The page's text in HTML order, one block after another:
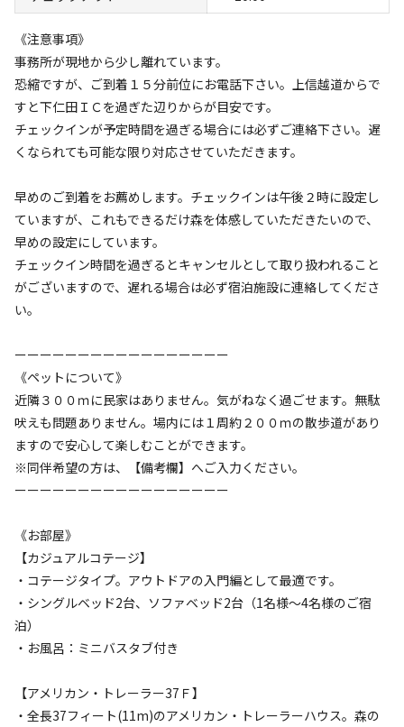
《注意事項》
事務所が現地から少し離れています。
恐縮ですが、ご到着１５分前位にお電話下さい。上信越道からで
すと下仁田ＩＣを過ぎた辺りからが目安です。
チェックインが予定時間を過ぎる場合には必ずご連絡下さい。遅
くなられても可能な限り対応させていただきます。
早めのご到着をお薦めします。チェックインは午後２時に設定し
ていますが、これもできるだけ森を体感していただきたいので、
早めの設定にしています。
チェックイン時間を過ぎるとキャンセルとして取り扱われること
がございますので、遅れる場合は必ず宿泊施設に連絡してくださ
い。
ーーーーーーーーーーーーーーーーー
《ペットについて》
近隣３００ｍに民家はありません。気がねなく過ごせます。無駄
吠えも問題ありません。場内には１周約２００ｍの散歩道があり
ますので安心して楽しむことができます。
※同伴希望の方は、【備考欄】へご入力ください。
ーーーーーーーーーーーーーーーーー
《お部屋》
【カジュアルコテージ】
・コテージタイプ。アウトドアの入門編として最適です。
・シングルベッド2台、ソファベッド2台（1名様～4名様のご宿
泊）
・お風呂：ミニバスタブ付き
【アメリカン・トレーラー37Ｆ】
・全長37フィート(11m)のアメリカン・トレーラーハウス。森の
# ファミリーにおすすめ
#虫捕り #
#ソロにおすすめ 絶景 #携帯電波あり
キャンペーン
利用タイプ
宿泊 日帰り
検索対象
検索
宿泊施設（ 34 件）